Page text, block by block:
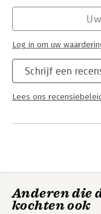
"Mind-blowing."
intellectually
"Fascinating, fluent
Undercover Economist
Schrijf een
Lees ons
Log in om uw
Anderen die
kochten ook